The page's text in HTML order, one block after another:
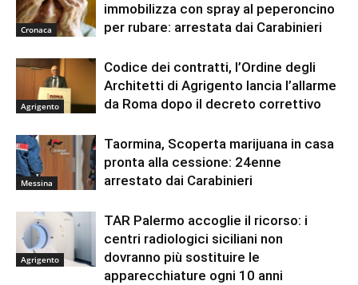
Cronaca
immobilizza con spray al peperoncino
per rubare: arrestata dai Carabinieri
Agrigento
Codice dei contratti, l’Ordine degli
Architetti di Agrigento lancia l’allarme
da Roma dopo il decreto correttivo
Messina
Taormina, Scoperta marijuana in casa
pronta alla cessione: 24enne
arrestato dai Carabinieri
Agrigento
TAR Palermo accoglie il ricorso: i
centri radiologici siciliani non
dovranno più sostituire le
apparecchiature ogni 10 anni